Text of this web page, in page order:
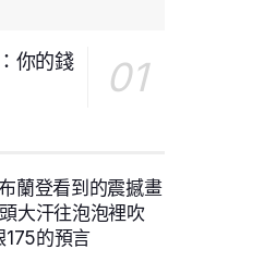
你的錢
蘭登看到的震撼畫
大汗往泡泡裡吹
的預言